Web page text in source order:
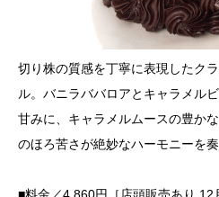
切り株の質感を丁寧に表現したク
ル。バニラババロアとキャラメル
甘みに、キャラメルムースの豊か
のほろ苦さが絶妙なハーモニーを奏
■料金／4,860円［店頭販売あり 12